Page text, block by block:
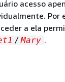
acesso
Por
a ela
/ Mary .